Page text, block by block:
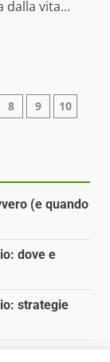
dalla vita...
8 9
10
(e quando
dove e
strategie